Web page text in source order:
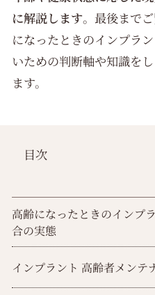
に解説します。最後まで
になったときのインプラ
いための判断軸や知識を
ます。
目次
高齢になったときのインプ
合の実態
インプラント 高齢者メンテ